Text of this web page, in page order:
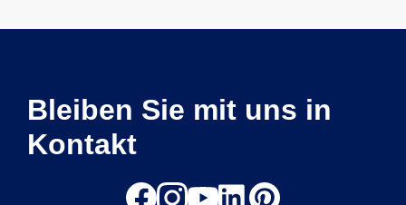
Bleiben Sie mit uns in
Kontakt